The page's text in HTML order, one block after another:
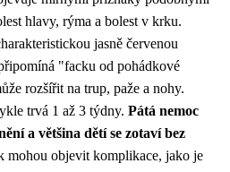
hlavy, rýma a bolest v krku.
jasně červenou
"facku od pohádkové
rozšířit na trup, paže a nohy.
trvá 1 až 3 týdny. Pátá nemoc
a většina dětí se zotaví bez
mohou objevit komplikace, jako je